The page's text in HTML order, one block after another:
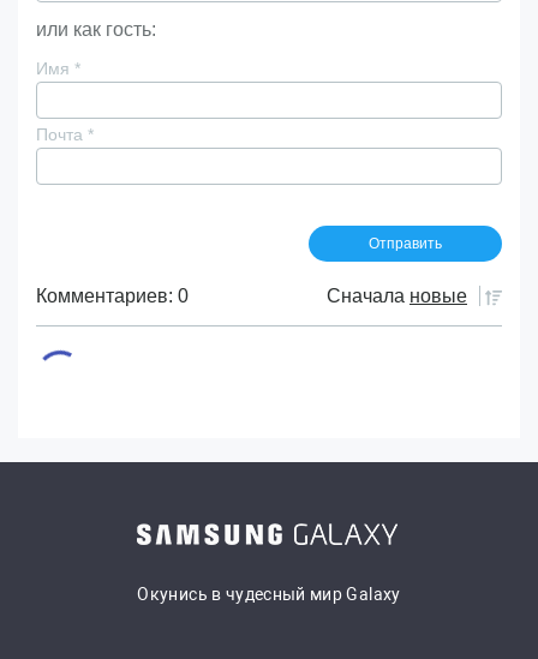
или как гость:
Имя *
Почта *
Комментариев: 0 Сначала новые
Окунись в чудесный мир Galaxy